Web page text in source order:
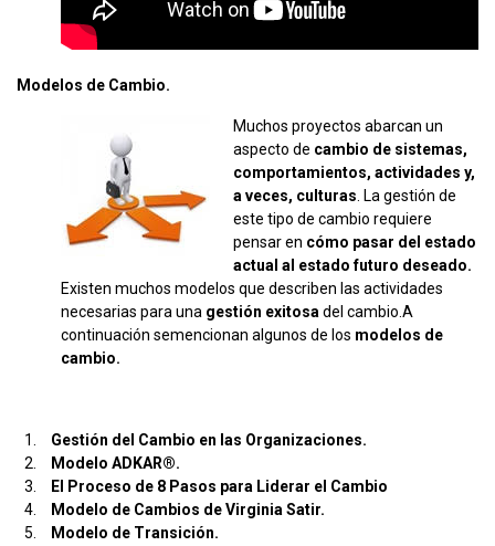
Modelos de Cambio.
Muchos proyectos abarcan un
aspecto de cambio de sistemas,
comportamientos, actividades y,
a veces, culturas . La gestión de
este tipo de cambio requiere
pensar en cómo pasar del estado
actual al estado futuro deseado.
Existen muchos modelos que describen las actividades
necesarias para una gestión exitosa del cambio.A
continuación semencionan algunos de los modelos de
cambio.
Gestión del Cambio en las Organizaciones.
Modelo ADKAR®.
El Proceso de 8 Pasos para Liderar el Cambio
Modelo de Cambios de Virginia Satir.
Modelo de Transición.